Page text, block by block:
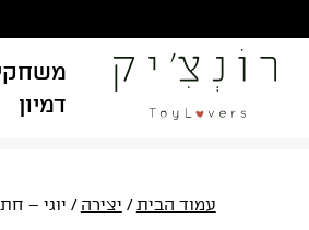
to
content
דמיון
עמוד הבית/ יצירה / יוגי –